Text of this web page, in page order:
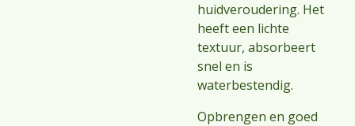
huidveroudering. Het
heeft een lichte
textuur, absorbeert
snel en is
waterbestendig.
Opbrengen en goed